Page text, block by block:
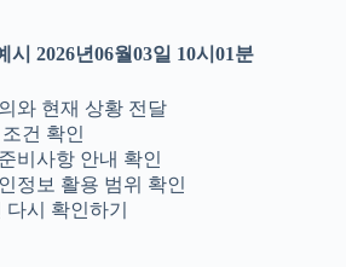
2026년06월03일 10시01분
와 현재 상황 전달
건 확인
비사항 안내 확인
정보 활용 범위 확인
시 확인하기